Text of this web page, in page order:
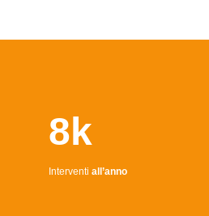
8k
Interventi all’anno